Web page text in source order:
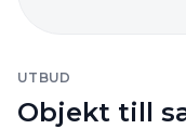
UTBUD
Objekt till